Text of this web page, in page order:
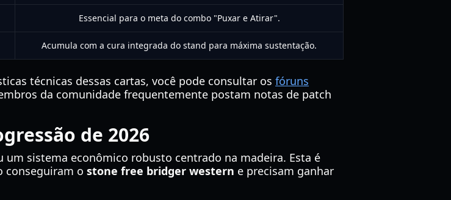
Essencial para o meta do combo "Puxar e Atirar".
Acumula com a cura integrada do stand para máxima sustentação.
técnicas dessas cartas, você pode consultar os fóruns
da comunidade frequentemente postam notas de patch
de 2026
sistema econômico robusto centrado na madeira. Esta é
conseguiram o stone free bridger western e precisam ganhar